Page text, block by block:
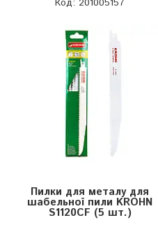
Пилки для металу для
шабельної пили KROHN
S1120CF (5 шт.)